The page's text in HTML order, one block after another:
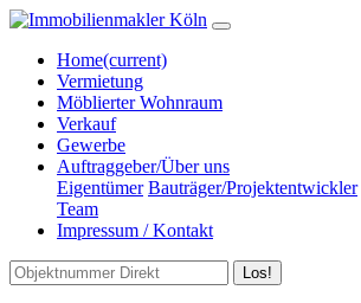
Home(current)
Vermietung
Möblierter Wohnraum
Verkauf
Gewerbe
Auftraggeber/Über uns
Eigentümer Bauträger/Projektentwickler
Team
Impressum / Kontakt
Los!